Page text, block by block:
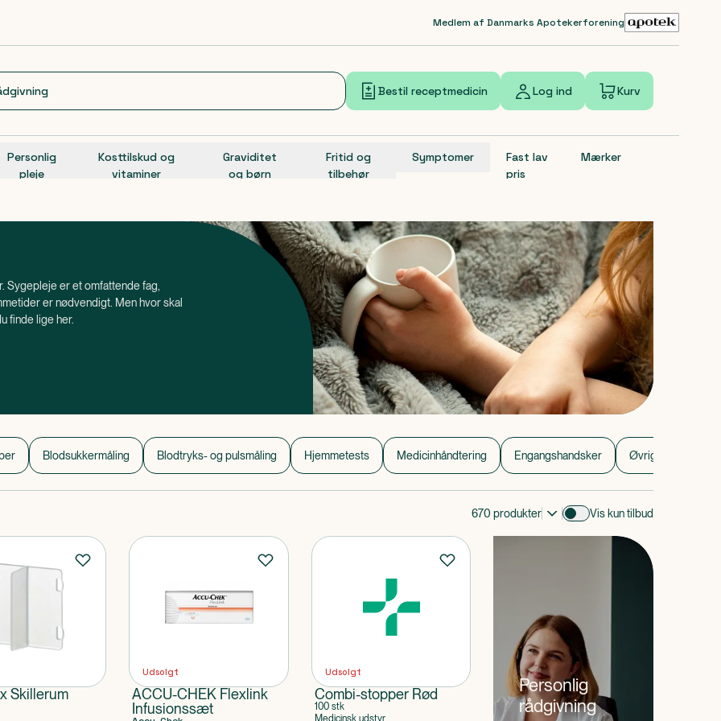
Medlem af Danmarks Apotekerforening
Bestil receptmedicin Log ind Kurv
Personlig
pleje
Kosttilskud og
vitaminer
Graviditet
og børn
Fritid og
tilbehør
Symptomer
Fast lav
pris
Mærker
Sygepleje er et omfattende fag,
er nødvendigt. Men hvor skal
finde lige her.
Blodsukkermåling Blodtryks- og pulsmåling Hjemmetests Medicinhåndtering Engangshandsker Øvrig
670 produkter Vis kun tilbud
Skillerum
Udsolgt
ACCU-CHEK Flexlink
Infusionssæt
Udsolgt
Combi-stopper Rød
100 stk
Medicinsk udstyr
Personlig
rådgivning